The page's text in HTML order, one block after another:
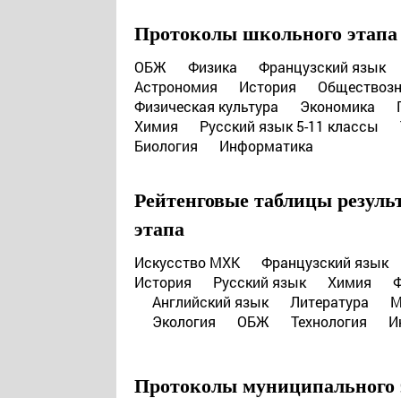
Протоколы школьного
ОБЖ Физика
Французский язык
Астрономия
История
Физическая культура
Экономика
Химия
Русский язык 5-11 классы
Биология
Информатика
Рейтенговые таблицы
этапа
Искусство МХК
Французский язык
История
Русский язык Химия
Английский язык
Литература
Экология
ОБЖ Технология
Протоколы